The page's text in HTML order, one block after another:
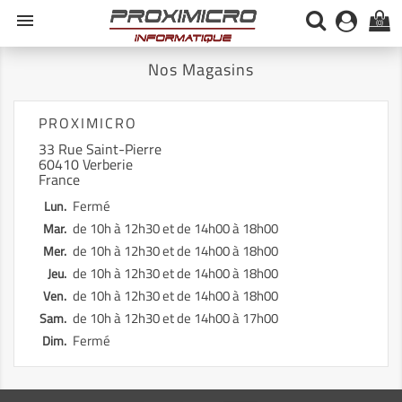
menu (0)
Nos Magasins
PROXIMICRO
33 Rue Saint-Pierre
60410 Verberie
France
Lun. Fermé
Mar. de 10h à 12h30 et de 14h00 à 18h00
Mer. de 10h à 12h30 et de 14h00 à 18h00
Jeu. de 10h à 12h30 et de 14h00 à 18h00
Ven. de 10h à 12h30 et de 14h00 à 18h00
Sam. de 10h à 12h30 et de 14h00 à 17h00
Dim. Fermé